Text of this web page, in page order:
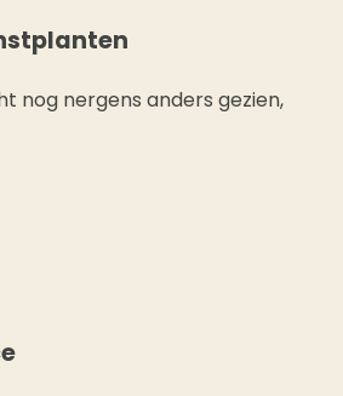
nog nergens anders gezien,